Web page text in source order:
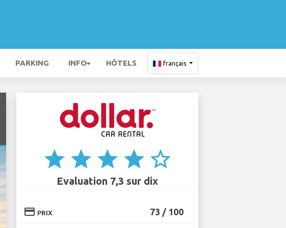
PARKING INFO HÔTELS français
star star star star star_border
Evaluation 7,3 sur dix
credit_card PRIX 73 / 100